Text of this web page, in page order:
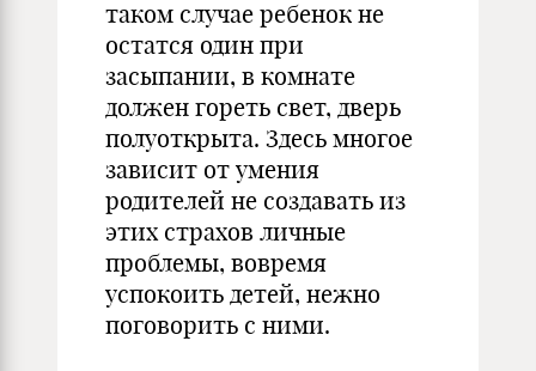
таком случае ребенок не
остатся один при
засыпании, в комнате
должен гореть свет, дверь
полуоткрыта. Здесь многое
зависит от умения
родителей не создавать из
этих страхов личные
проблемы, вовремя
успокоить детей, нежно
поговорить с ними.